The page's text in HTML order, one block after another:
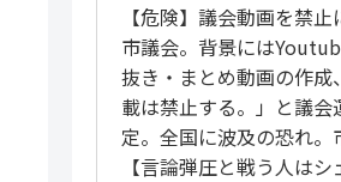
【危険】議会動画を禁
市議会。背景には
抜き・まとめ動画の作成
載は禁止する。」と議会
定。全国に波及の恐れ。
【言論弾圧と戦う人はシ